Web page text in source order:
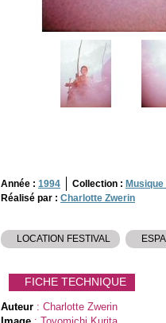
Année : 1994 Collection :
Réalisé par : Charlotte Zwerin
LOCATION FESTIVAL
FICHE TECHNIQUE
Auteur : Charlotte Zwerin